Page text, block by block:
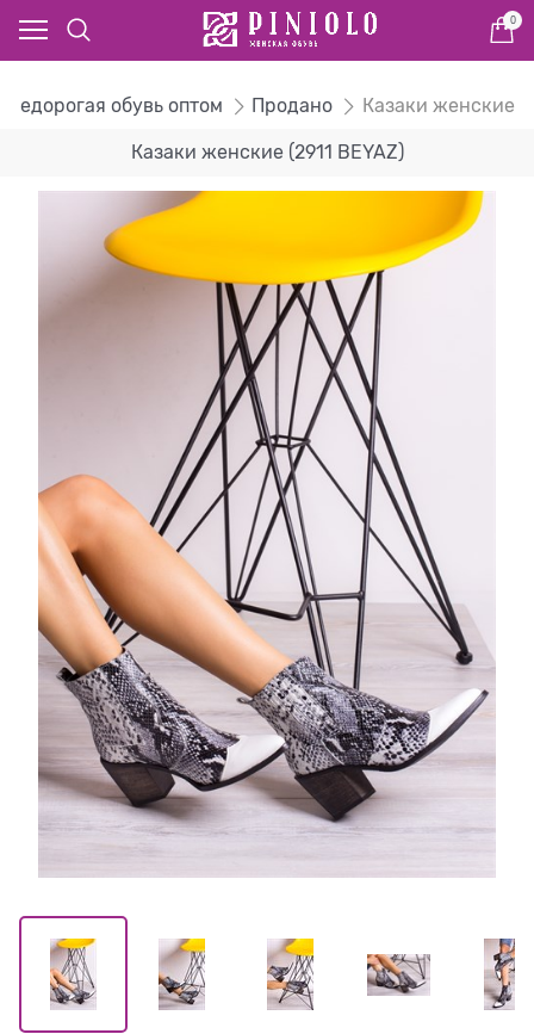
0
недорогая обувь оптом Продано Казаки женские
Казаки женские (2911 BEYAZ)